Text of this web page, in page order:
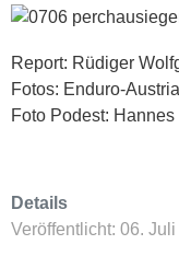
Report: Rüdiger
Fotos: Enduro-Austria
Foto Podest:
Details
Veröffentlicht: 06. Juli